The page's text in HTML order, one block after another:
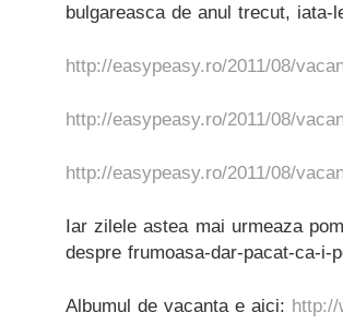
bulgareasca de anul trecut, iata-
http://easypeasy.ro/2011/08/
http://easypeasy.ro/2011/08/
http://easypeasy.ro/2011/08/
Iar zilele astea mai urmeaza
despre frumoasa-dar-pacat-ca-i-
Albumul de vacanta e aici: